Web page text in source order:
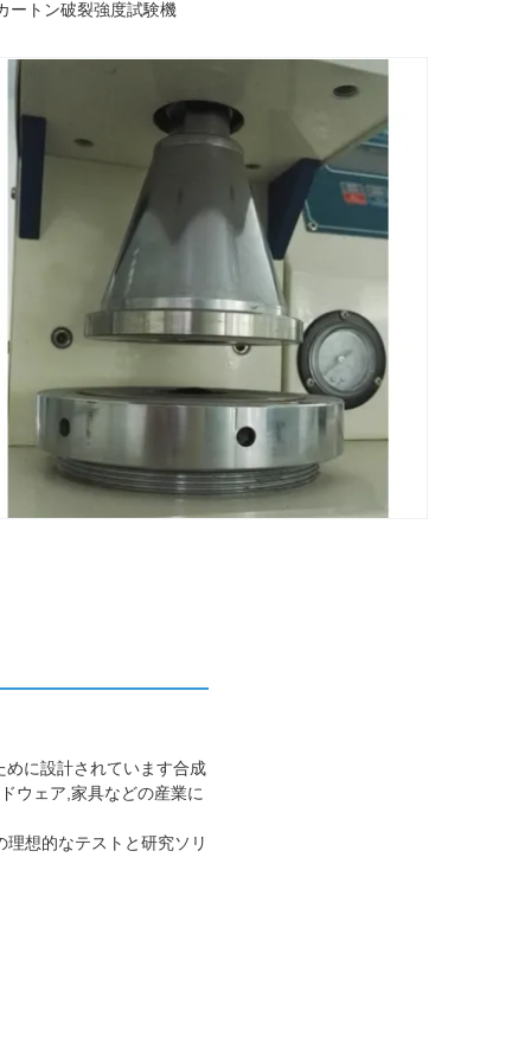
ートン破裂強度試験機
に設計されています合成
ウェア,家具などの産業に
想的なテストと研究ソリ